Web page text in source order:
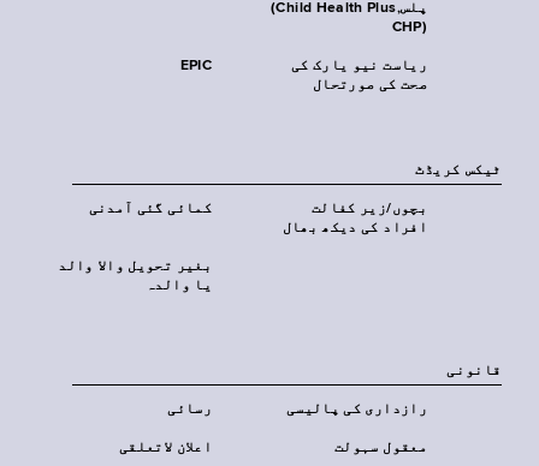
پلس‎(Child Health Plus,
CHP)‎
EPIC
ریاست نیو یارک کی
صحت کی صورتحال
ٹیکس کریڈٹ
کمائی گئی آمدنی
بچوں/زیر کفالت
افراد کی دیکھ بھال
بغیر تحویل والا والد
یا والدہ
قانونی
رسائی رازداری کی پالیسی
اعلان لاتعلقی معقول سہولت